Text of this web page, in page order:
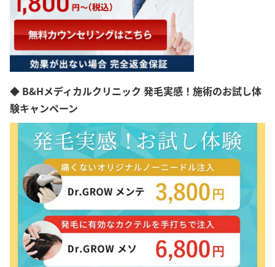
◆ B&Hメディカルクリニック 発毛実感！施術のお試し体
験キャンペーン